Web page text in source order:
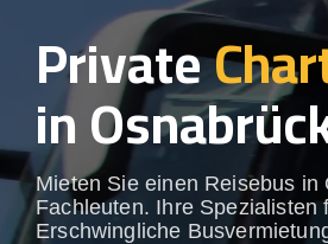
Private
in
Mieten Sie einen Reisebus in
Fachleuten. Ihre Spezialisten
Erschwingliche